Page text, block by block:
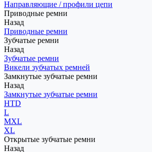
Направляющие / профили цепи
Приводные ремни
Назад
Приводные ремни
Зубчатые ремни
Назад
Зубчатые ремни
Викели зубчатых ремней
Замкнутые зубчатые ремни
Назад
Замкнутые зубчатые ремни
HTD
L
MXL
XL
Открытые зубчатые ремни
Назад